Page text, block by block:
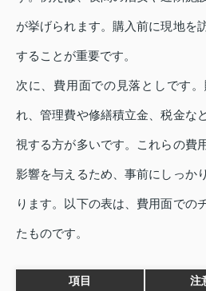
が挙げられます。購入前に現地を
することが重要です。
次に、費用面での見落としです
れ、管理費や修繕積立金、税金な
視する方が多いです。これらの費
影響を与えるため、事前にしっか
ります。以下の表は、費用面での
たものです。
項目 注